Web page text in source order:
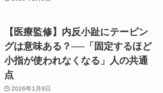
【医療監修】内反小趾にテーピン
グは意味ある？──「固定するほど
小指が使われなくなる」人の共通
点
2026年1月9日